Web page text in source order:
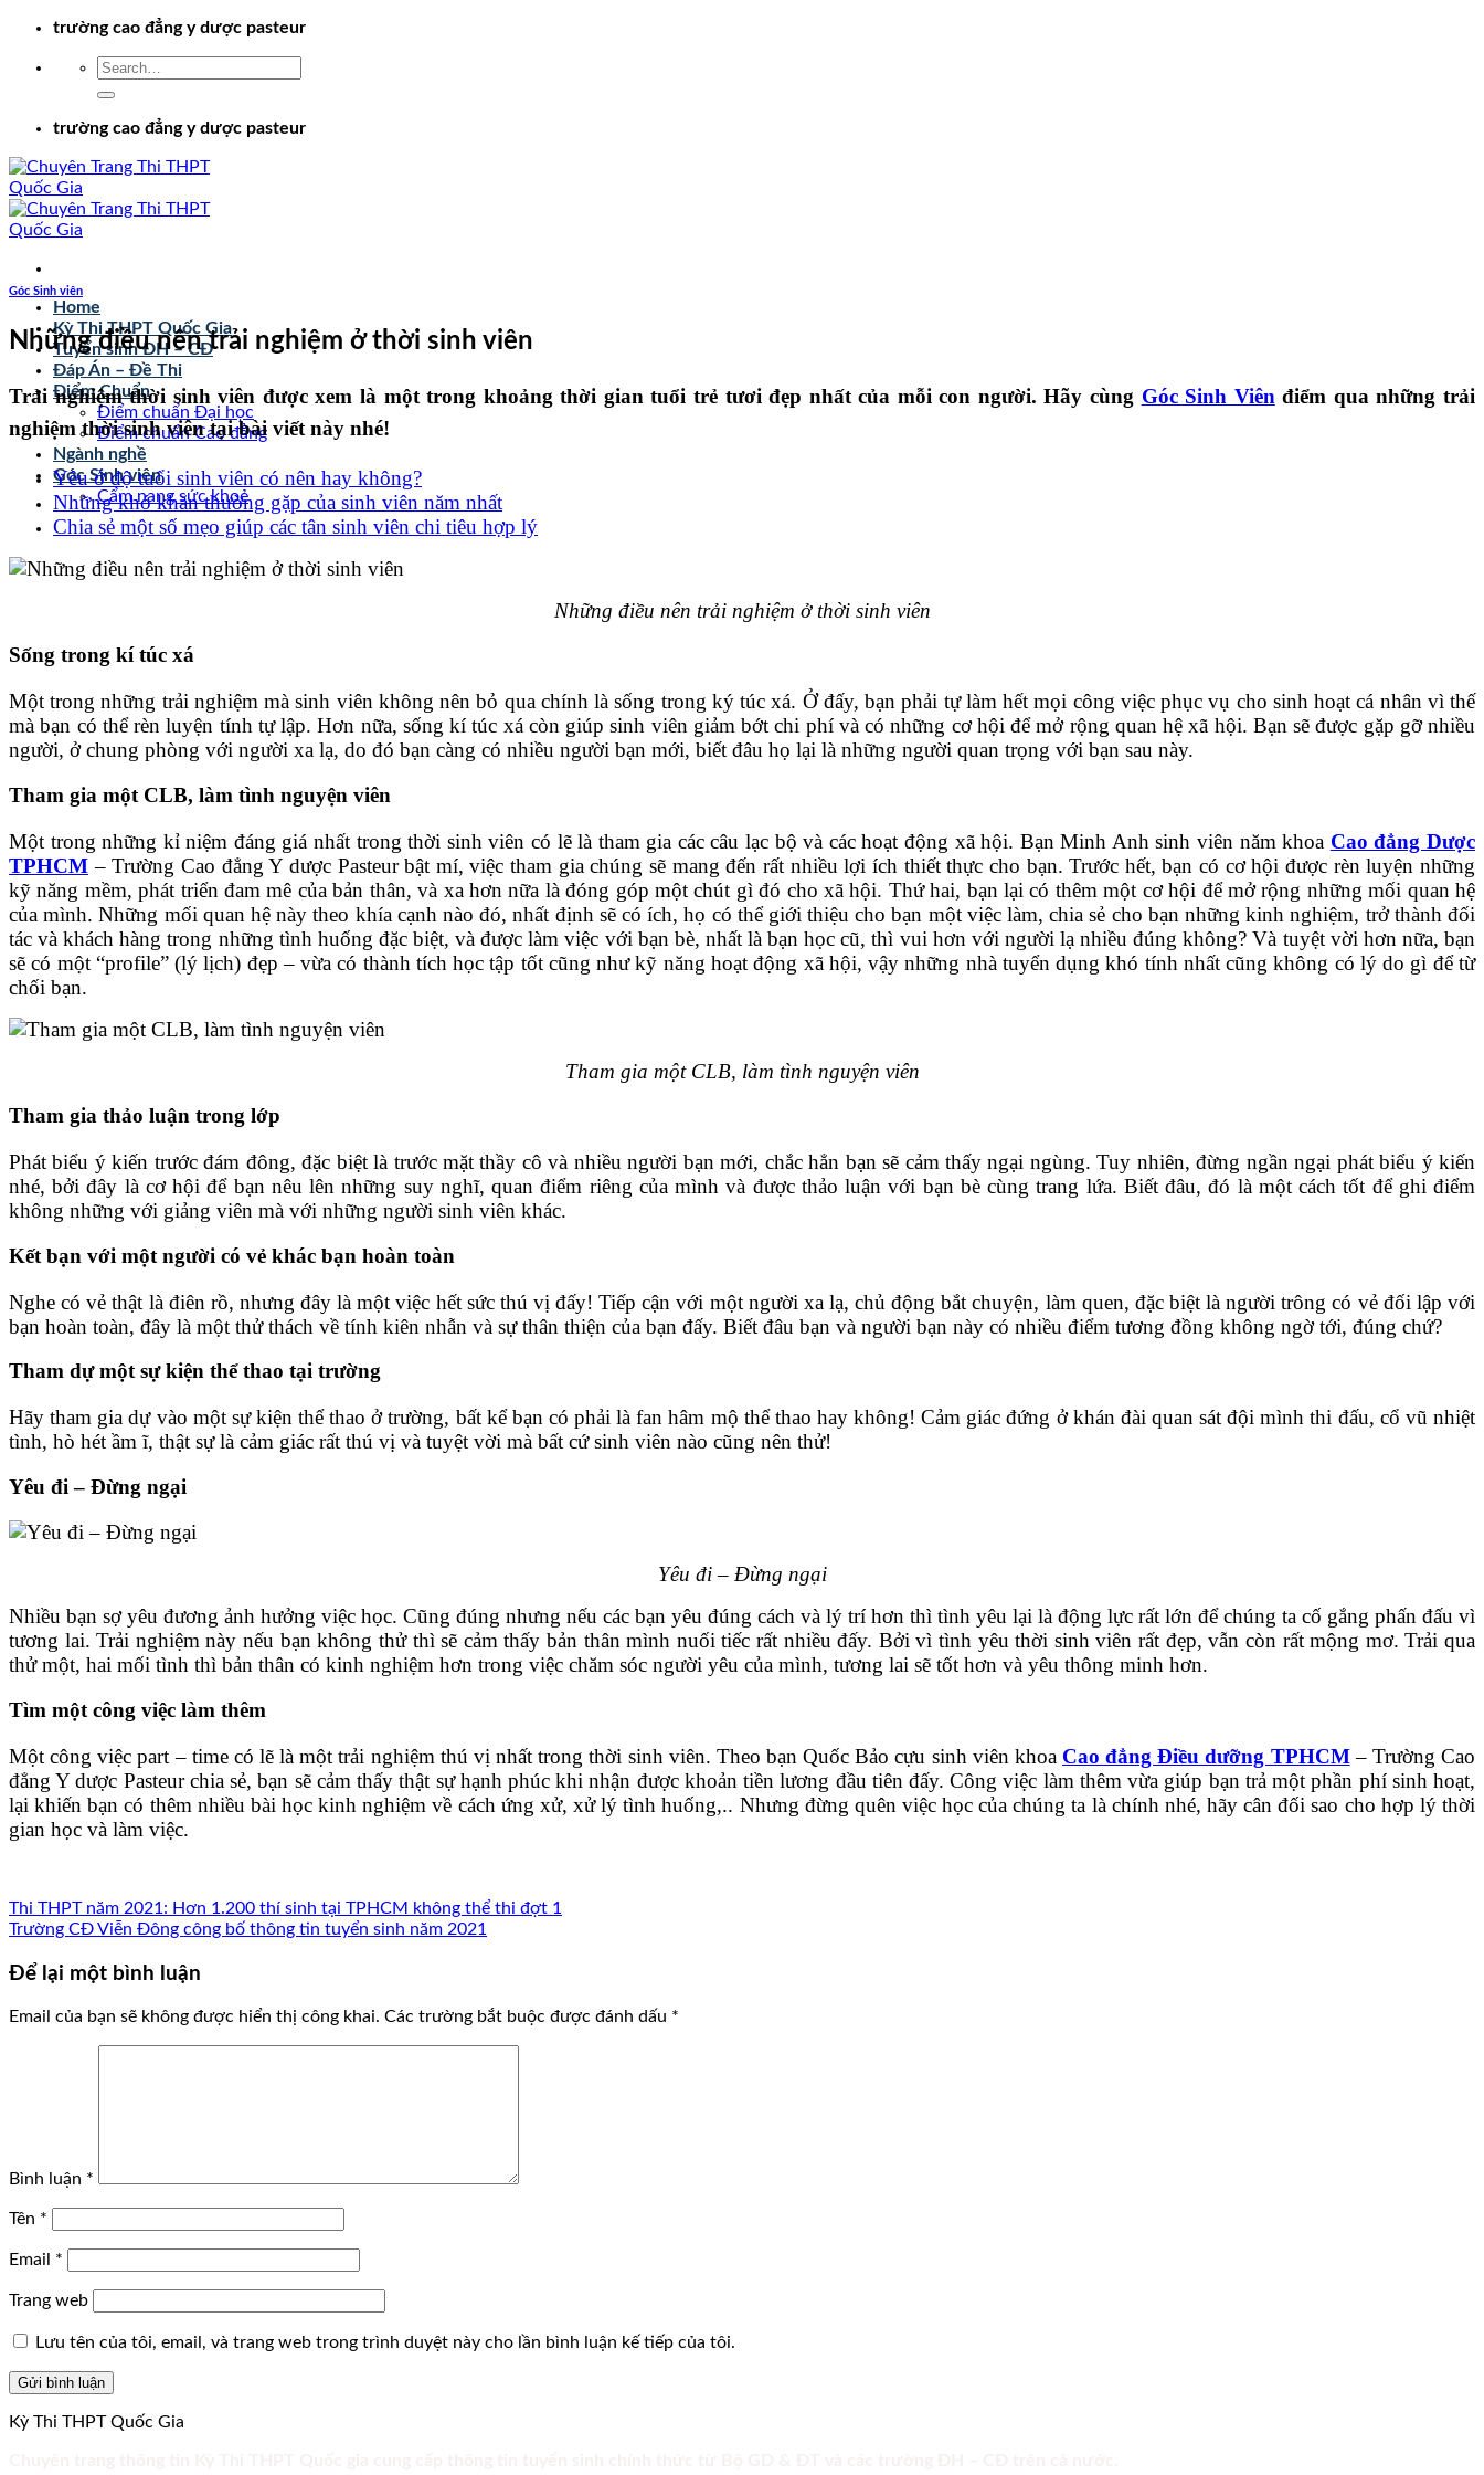
Chuyểntrường cao đẳng y dược pasteur
trường cao đẳng y dược pasteur
Home
Kỳ Thi THPT Quốc Gia
Tuyển sinh ĐH – CĐ
Đáp Án – Đề Thi
Điểm Chuẩn
Điểm chuẩn Đại học
Điểm chuẩn Cao đẳng
Ngành nghề
Góc Sinh viên
Cẩm nang sức khoẻ
Góc Sinh viên
Những điều nên trải nghiệm ở thời sinh viên
Trải nghiệm thời sinh viên được xem là một trong khoảng thời gian tuổi trẻ tươi đẹp nhất của mỗi con người. Hãy cùng Góc Sinh Viên điểm qua những trải
nghiệm thời sinh viên tại bài viết này nhé!
Yêu ở độ tuổi sinh viên có nên hay không?
Những khó khăn thường gặp của sinh viên năm nhất
Chia sẻ một số mẹo giúp các tân sinh viên chi tiêu hợp lý
Những điều nên trải nghiệm ở thời sinh viên
Sống trong kí túc xá
Một trong những trải nghiệm mà sinh viên không nên bỏ qua chính là sống trong ký túc xá. Ở đấy, bạn phải tự làm hết mọi công việc phục vụ cho sinh hoạt cá nhân vì thế
mà bạn có thể rèn luyện tính tự lập. Hơn nữa, sống kí túc xá còn giúp sinh viên giảm bớt chi phí và có những cơ hội để mở rộng quan hệ xã hội. Bạn sẽ được gặp gỡ nhiều
người, ở chung phòng với người xa lạ, do đó bạn càng có nhiều người bạn mới, biết đâu họ lại là những người quan trọng với bạn sau này.
Tham gia một CLB, làm tình nguyện viên
Một trong những kỉ niệm đáng giá nhất trong thời sinh viên có lẽ là tham gia các câu lạc bộ và các hoạt động xã hội. Bạn Minh Anh sinh viên năm khoa Cao đẳng Dược
TPHCM – Trường Cao đẳng Y dược Pasteur bật mí, việc tham gia chúng sẽ mang đến rất nhiều lợi ích thiết thực cho bạn. Trước hết, bạn có cơ hội được rèn luyện những
kỹ năng mềm, phát triển đam mê của bản thân, và xa hơn nữa là đóng góp một chút gì đó cho xã hội. Thứ hai, bạn lại có thêm một cơ hội để mở rộng những mối quan hệ
của mình. Những mối quan hệ này theo khía cạnh nào đó, nhất định sẽ có ích, họ có thể giới thiệu cho bạn một việc làm, chia sẻ cho bạn những kinh nghiệm, trở thành đối
tác và khách hàng trong những tình huống đặc biệt, và được làm việc với bạn bè, nhất là bạn học cũ, thì vui hơn với người lạ nhiều đúng không? Và tuyệt vời hơn nữa, bạn
sẽ có một “profile” (lý lịch) đẹp – vừa có thành tích học tập tốt cũng như kỹ năng hoạt động xã hội, vậy những nhà tuyển dụng khó tính nhất cũng không có lý do gì để từ
chối bạn.
Tham gia một CLB, làm tình nguyện viên
Tham gia thảo luận trong lớp
Phát biểu ý kiến trước đám đông, đặc biệt là trước mặt thầy cô và nhiều người bạn mới, chắc hẳn bạn sẽ cảm thấy ngại ngùng. Tuy nhiên, đừng ngần ngại phát biểu ý kiến
nhé, bởi đây là cơ hội để bạn nêu lên những suy nghĩ, quan điểm riêng của mình và được thảo luận với bạn bè cùng trang lứa. Biết đâu, đó là một cách tốt để ghi điểm
không những với giảng viên mà với những người sinh viên khác.
Kết bạn với một người có vẻ khác bạn hoàn toàn
Nghe có vẻ thật là điên rồ, nhưng đây là một việc hết sức thú vị đấy! Tiếp cận với một người xa lạ, chủ động bắt chuyện, làm quen, đặc biệt là người trông có vẻ đối lập với
bạn hoàn toàn, đây là một thử thách về tính kiên nhẫn và sự thân thiện của bạn đấy. Biết đâu bạn và người bạn này có nhiều điểm tương đồng không ngờ tới, đúng chứ?
Tham dự một sự kiện thể thao tại trường
Hãy tham gia dự vào một sự kiện thể thao ở trường, bất kể bạn có phải là fan hâm mộ thể thao hay không! Cảm giác đứng ở khán đài quan sát đội mình thi đấu, cổ vũ nhiệt
tình, hò hét ầm ĩ, thật sự là cảm giác rất thú vị và tuyệt vời mà bất cứ sinh viên nào cũng nên thử!
Yêu đi – Đừng ngại
Yêu đi – Đừng ngại
Nhiều bạn sợ yêu đương ảnh hưởng việc học. Cũng đúng nhưng nếu các bạn yêu đúng cách và lý trí hơn thì tình yêu lại là động lực rất lớn để chúng ta cố gắng phấn đấu vì
tương lai. Trải nghiệm này nếu bạn không thử thì sẽ cảm thấy bản thân mình nuối tiếc rất nhiều đấy. Bởi vì tình yêu thời sinh viên rất đẹp, vẫn còn rất mộng mơ. Trải qua
thử một, hai mối tình thì bản thân có kinh nghiệm hơn trong việc chăm sóc người yêu của mình, tương lai sẽ tốt hơn và yêu thông minh hơn.
Tìm một công việc làm thêm
Một công việc part – time có lẽ là một trải nghiệm thú vị nhất trong thời sinh viên. Theo bạn Quốc Bảo cựu sinh viên khoa Cao đẳng Điều dưỡng TPHCM– Trường Cao
đẳng Y dược Pasteur chia sẻ, bạn sẽ cảm thấy thật sự hạnh phúc khi nhận được khoản tiền lương đầu tiên đấy. Công việc làm thêm vừa giúp bạn trả một phần phí sinh hoạt,
lại khiến bạn có thêm nhiều bài học kinh nghiệm về cách ứng xử, xử lý tình huống,.. Nhưng đừng quên việc học của chúng ta là chính nhé, hãy cân đối sao cho hợp lý thời
gian học và làm việc.
Thi THPT năm 2021: Hơn 1.200 thí sinh tại TPHCM không thể thi đợt 1
Trường CĐ Viễn Đông công bố thông tin tuyển sinh năm 2021
Để lại một bình luận
Email của bạn sẽ không được hiển thị công khai. Các trường bắt buộc được đánh dấu *
Bình luận *
Tên *
Email *
Trang web
Lưu tên của tôi, email, và trang web trong trình duyệt này cho lần bình luận kế tiếp của tôi.
Kỳ Thi THPT Quốc Gia